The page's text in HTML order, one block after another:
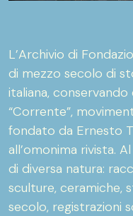
L’Archivio di
di mezzo secolo di
italiana,
“Corrente”,
fondato da Ernesto
all’omonima rivista.
di diversa natura:
sculture, ceramiche,
secolo, registrazioni